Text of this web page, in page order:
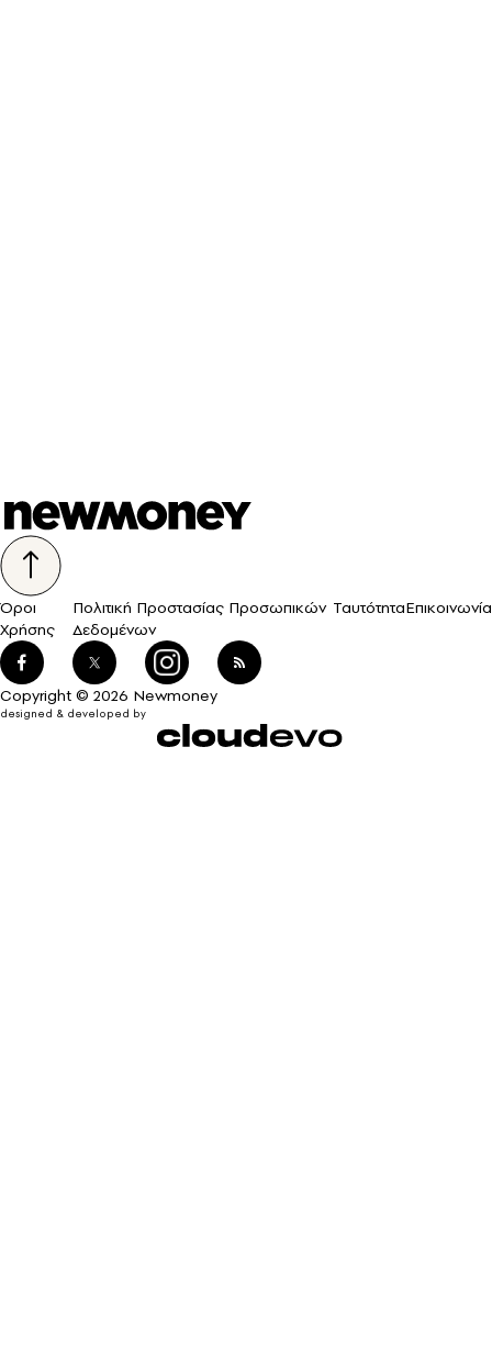
Όροι
Χρήσης
Πολιτική Προστασίας Προσωπικών
Δεδομένων
ΤαυτότηταΕπικοινωνία
Copyright © 2026 Newmoney
designed & developed by